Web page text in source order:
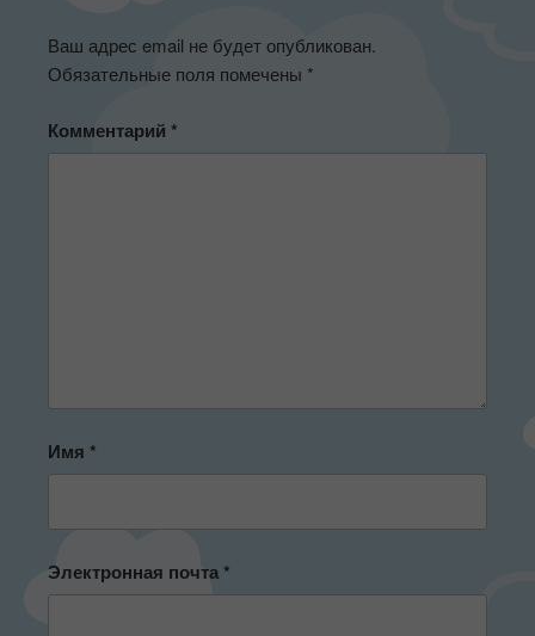
Ваш адрес email не будет опубликован.
Обязательные поля помечены *
Комментарий *
Имя *
Электронная почта*